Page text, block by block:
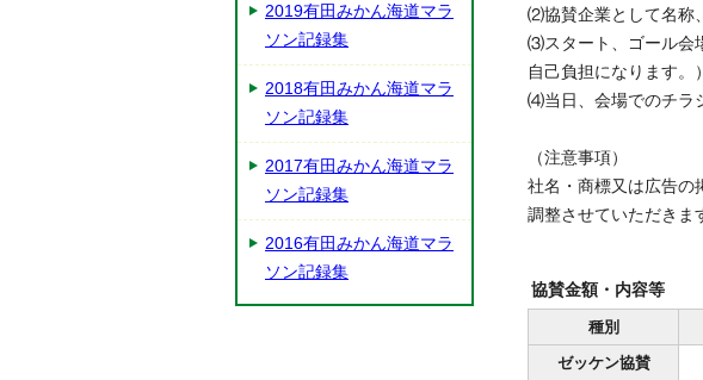
⑵協賛企業として名称
⑶スタート、ゴール会
自己負担になります。）
⑷当日、会場でのチラ
（注意事項）
社名・商標又は広告の
調整させていただきま
協賛金額・内容等
種別
ゼッケン協賛
2019有田みかん海道マラ
ソン記録集
2018有田みかん海道マラ
ソン記録集
2017有田みかん海道マラ
ソン記録集
2016有田みかん海道マラ
ソン記録集